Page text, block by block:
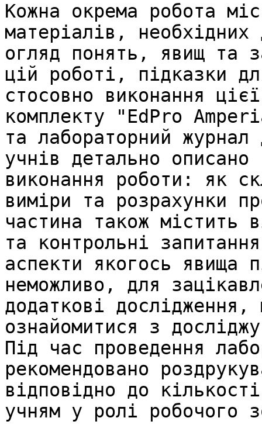
Кожна окрема робота
матеріалів,
огляд понять, явищ та
цій роботі, підказки
стосовно виконання
комплекту "EdPro
та лабораторний
учнів детально описано
виконання роботи: як
виміри та розрахунки
частина також містить
та контрольні
аспекти якогось явища
неможливо, для
додаткові
ознайомитися з
Під час проведення
рекомендовано
відповідно до
учням у ролі робочого